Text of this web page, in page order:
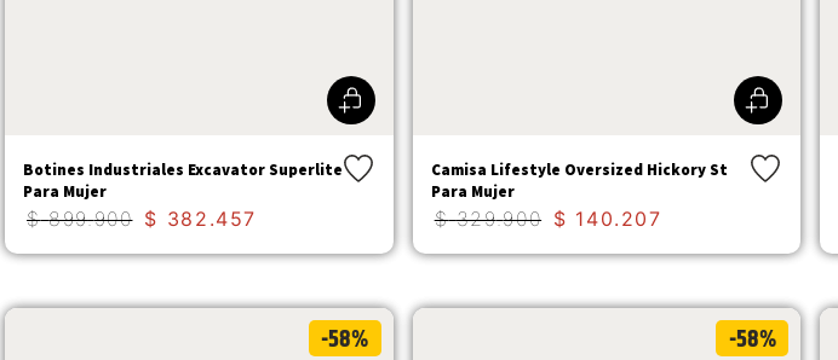
Botines Industriales Excavator Superlite
Para Mujer
$ 899.900 $ 382 .457
Camisa Lifestyle Oversized Hickory St
Para Mujer
$ 329.900 $ 140. 207
-58% -58%